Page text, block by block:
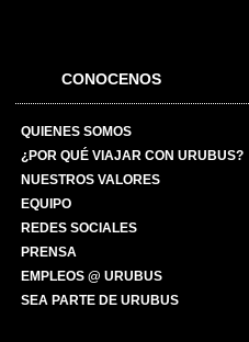
CONOCENOS
QUIENES SOMOS
¿POR QUÉ VIAJAR CON URUBUS?
NUESTROS VALORES
EQUIPO
REDES SOCIALES
PRENSA
EMPLEOS @ URUBUS
SEA PARTE DE URUBUS